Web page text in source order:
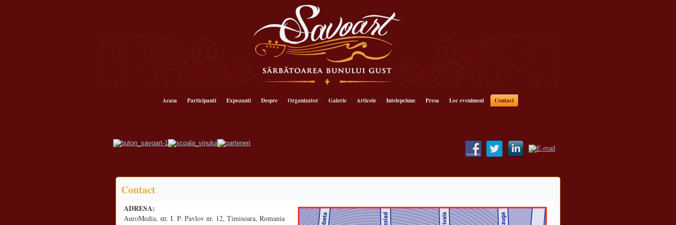
Acasa Participanti Expozanti Despre Organizator Galerie Articole Intelepciune Presa Loc eveniment Contact
Contact
ADRESA:
AuroMedia, str. I. P. Pavlov nr. 12, Timisoara, Romania